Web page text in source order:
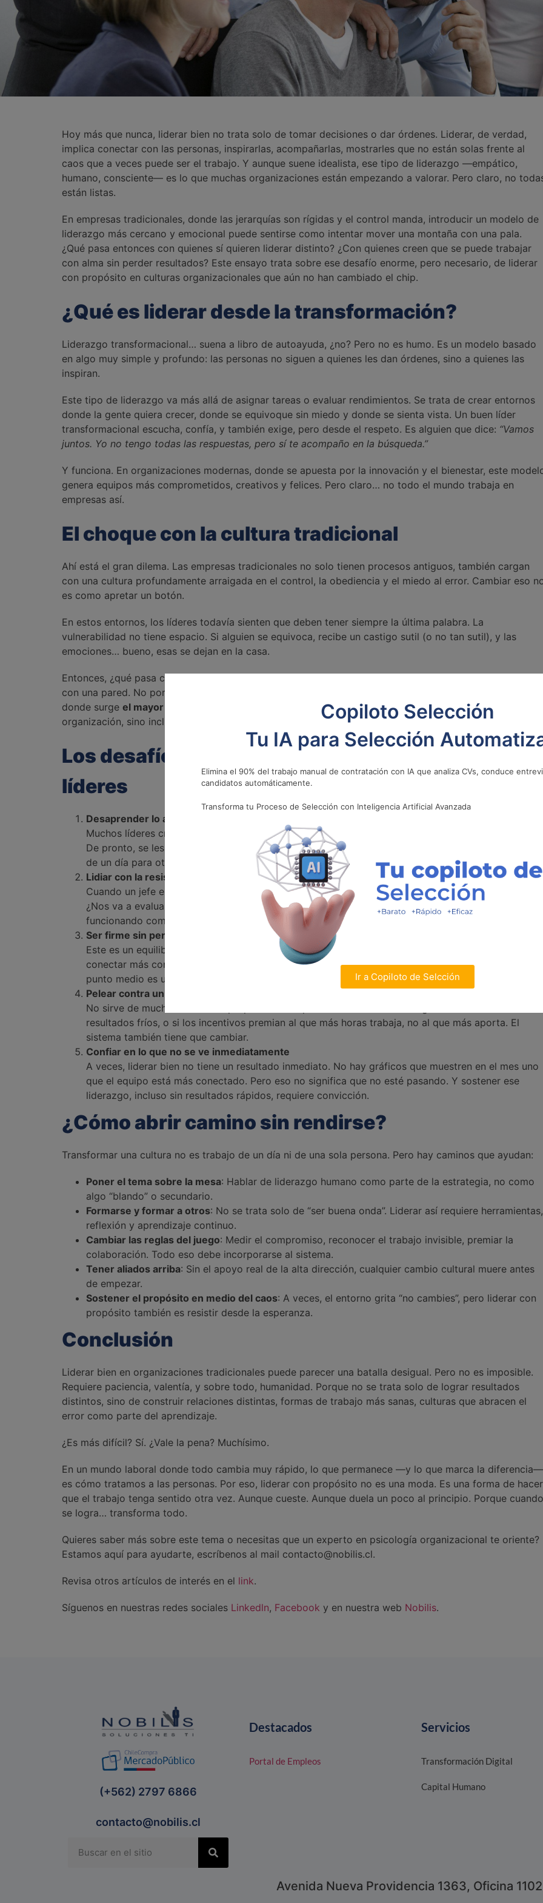
Hoy más que nunca, liderar bien no trata solo de tomar decisiones o dar órdenes. Liderar, de verdad,
implica conectar con las personas, inspirarlas, acompañarlas, mostrarles que no están solas frente al
caos que a veces puede ser el trabajo. Y aunque suene idealista, ese tipo de liderazgo —empático,
humano, consciente— es lo que muchas organizaciones están empezando a valorar. Pero claro, no
están listas.
En empresas tradicionales, donde las jerarquías son rígidas y el control manda, introducir un modelo de
liderazgo más cercano y emocional puede sentirse como intentar mover una montaña con una pala.
¿Qué pasa entonces con quienes sí quieren liderar distinto? ¿Con quienes creen que se puede trabajar
con alma sin perder resultados? Este ensayo trata sobre ese desafío enorme, pero necesario, de liderar
con propósito en culturas organizacionales que aún no han cambiado el chip.
¿Qué es liderar desde la transformación?
Liderazgo transformacional… suena a libro de autoayuda, ¿no? Pero no es humo. Es un modelo basado
en algo muy simple y profundo: las personas no siguen a quienes les dan órdenes, sino a quienes las
inspiran.
Este tipo de liderazgo va más allá de asignar tareas o evaluar rendimientos. Se trata de crear entornos
donde la gente quiera crecer, donde se equivoque sin miedo y donde se sienta vista. Un buen líder
transformacional escucha, confía, y también exige, pero desde el respeto. Es alguien que dice: “Vamos
juntos. Yo no tengo todas las respuestas, pero sí te acompaño en la búsqueda.”
Y funciona. En organizaciones modernas, donde se apuesta por la innovación y el bienestar, este
genera equipos más comprometidos, creativos y felices. Pero claro… no todo el mundo trabaja en
empresas así.
El choque con la cultura tradicional
Ahí está el gran dilema. Las empresas tradicionales no solo tienen procesos antiguos, también cargan
con una cultura profundamente arraigada en el control, la obediencia y el miedo al error. Cambiar eso
es como apretar un botón.
En estos entornos, los líderes todavía sienten que deben tener siempre la última palabra. La
vulnerabilidad no tiene espacio. Si alguien se equivoca, recibe un castigo sutil (o no tan sutil), y las
emociones… bueno, esas se dejan en la casa.
Entonces, ¿qué pasa cuando alguien intenta liderar desde otro lugar? Lo más probable es que choque
con una pared. No porque lo esté haciendo mal, sino porque está remando contra corriente. Y es ahí
donde surge el mayor desafío
: romper con patrones profundamente instalados, no solo en la
organización, sino incluso en uno mismo.
Los desafíos concretos que enfrentan los nuevos
líderes
Desaprender lo aprendido
Muchos líderes crecieron profesionalmente siendo “duros”, porque así era como se ganaba
De pronto, se les pide ser empáticos, mostrar emociones, dar espacio… Y claro, eso no se aprende
de un día para otro. A veces, hay que desarmarse un poco.
Lidiar con la resistencia (y el escepticismo)
Cuando un jefe empieza a actuar diferente, la reacción puede ser: “¿Qué le pasó? ¿Está actuando?
¿Nos va a evaluar igual?”. El cambio genera ruido, sobre todo si el resto de la empresa sigue
funcionando como antes.
Ser firme sin perder la cercanía
Este es un equilibrio difícil. Ser cercano no significa decir que sí a todo. Pero cuando uno intenta
conectar más con las personas, puede surgir el temor de que se pierda autoridad. Encontrar ese
punto medio es un arte.
Pelear contra un sistema que aún no acompaña
No sirve de mucho liderar con propósito si los procesos de evaluación siguen midiendo solo
resultados fríos, o si los incentivos premian al que más horas trabaja, no al que más aporta. El
sistema también tiene que cambiar.
Confiar en lo que no se ve inmediatamente
A veces, liderar bien no tiene un resultado inmediato. No hay gráficos que muestren en el mes uno
que el equipo está más conectado. Pero eso no significa que no esté pasando. Y sostener ese
liderazgo, incluso sin resultados rápidos, requiere convicción.
¿Cómo abrir camino sin rendirse?
Transformar una cultura no es trabajo de un día ni de una sola persona. Pero hay caminos que ayudan:
Poner el tema sobre la mesa: Hablar de liderazgo humano como parte de la estrategia, no como
algo “blando” o secundario.
Formarse y formar a otros: No se trata solo de “ser buena onda”. Liderar así requiere herramientas,
reflexión y aprendizaje continuo.
Cambiar las reglas del juego: Medir el compromiso, reconocer el trabajo invisible, premiar la
colaboración. Todo eso debe incorporarse al sistema.
Tener aliados arriba: Sin el apoyo real de la alta dirección, cualquier cambio cultural muere antes
de empezar.
Sostener el propósito en medio del caos: A veces, el entorno grita “no cambies”, pero liderar con
propósito también es resistir desde la esperanza.
Conclusión
Liderar bien en organizaciones tradicionales puede parecer una batalla desigual. Pero no es imposible.
Requiere paciencia, valentía, y sobre todo, humanidad. Porque no se trata solo de lograr resultados
distintos, sino de construir relaciones distintas, formas de trabajo más sanas, culturas que abracen el
error como parte del aprendizaje.
¿Es más difícil? Sí. ¿Vale la pena? Muchísimo.
En un mundo laboral donde todo cambia muy rápido, lo que permanece —y lo que marca la diferencia—
es cómo tratamos a las personas. Por eso, liderar con propósito no es una moda. Es una forma de hacer
que el trabajo tenga sentido otra vez. Aunque cueste. Aunque duela un poco al principio. Porque cuando
se logra… transforma todo.
Quieres saber más sobre este tema o necesitas que un experto en psicología organizacional te oriente?
Estamos aquí para ayudarte, escríbenos al mail contacto@nobilis.cl.
Revisa otros artículos de interés en el link.
Síguenos en nuestras redes sociales Linkedln, Facebook y en nuestra web Nobilis.
(+562) 2797 6866
contacto@nobilis.cl
Destacados
Portal de Empleos
Servicios
Transformación Digital
Capital Humano
Avenida Nueva Providencia 1363, Oficina
Copiloto Selección
Tu IA para Selección
Elimina el 90% del trabajo manual de contratación con IA que analiza CVs, conduce
candidatos automáticamente.
Transforma tu Proceso de Selección con Inteligencia Artificial Avanzada
Ir a Copiloto de Selcción